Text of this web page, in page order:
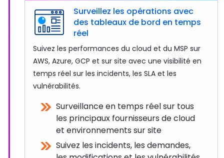
Surveillez les opérations avec
des tableaux de bord en temps
réel
Suivez les performances du cloud et du MSP sur
AWS, Azure, GCP et sur site avec une visibilité en
temps réel sur les incidents, les SLA et les
vulnérabilités.
Surveillance en temps réel sur tous
les principaux fournisseurs de cloud
et environnements sur site
Suivez les incidents, les demandes,